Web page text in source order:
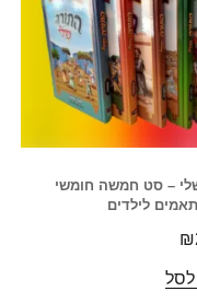
– סט חמשה חומשי
לילדים
₪